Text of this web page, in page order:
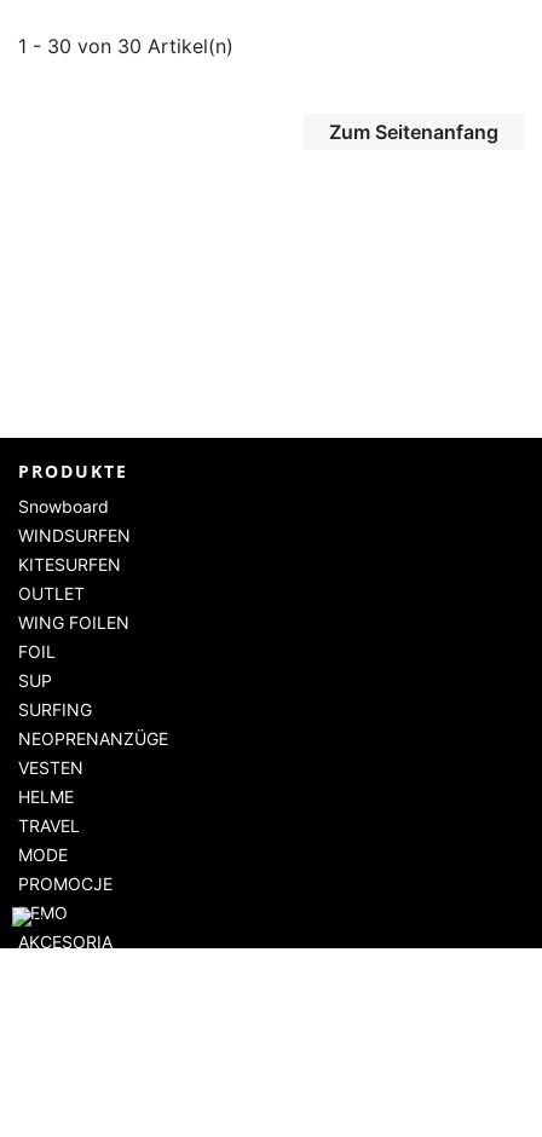
1 - 30 von 30 Artikel(n)
Zum Seitenanfang
PRODUKTE
Snowboard
WINDSURFEN
KITESURFEN
OUTLET
WING FOILEN
FOIL
SUP
SURFING
NEOPRENANZÜGE
VESTEN
HELME
TRAVEL
MODE
PROMOCJE
DEMO
AKCESORIA